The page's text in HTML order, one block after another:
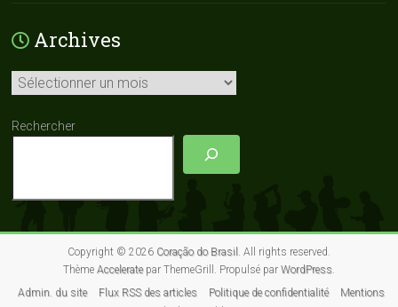
Archives
Archives
Rechercher
Copyright © 2026 Coração do Brasil . All rights reserved.
Thème Acceleratepar ThemeGrill. Propulsé par WordPress.
Admin. du site
Flux RSS des articles Politique de confidentialité
Mentions